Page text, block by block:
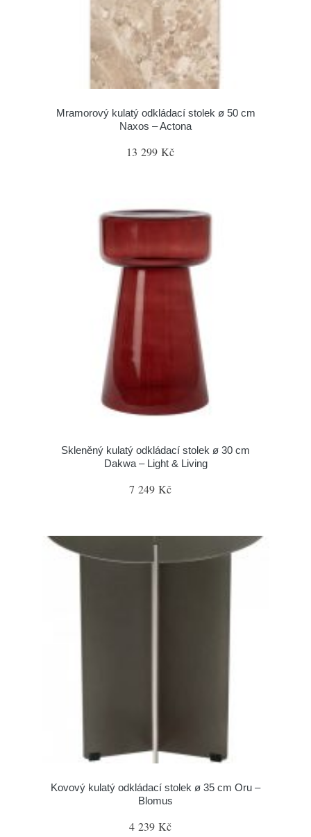
Mramorový kulatý odkládací stolek ø 50 cm
Naxos – Actona
13 299 Kč
Skleněný kulatý odkládací stolek ø 30 cm
Dakwa – Light & Living
7 249 Kč
Kovový kulatý odkládací stolek ø 35 cm Oru –
Blomus
4 239 Kč